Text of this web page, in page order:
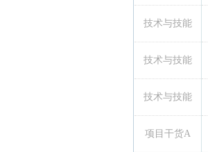
技术与技能
技术与技能
技术与技能
项目干货A